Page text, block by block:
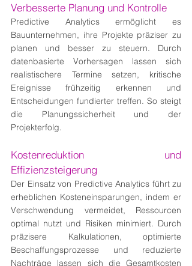
Verbesserte Planung und Kontrolle
Predictive Analytics ermöglicht es
Bauunternehmen, ihre Projekte präziser zu
planen und besser zu steuern. Durch
datenbasierte Vorhersagen lassen sich
realistischere Termine setzen, kritische
Ereignisse frühzeitig erkennen und
Entscheidungen fundierter treffen. So steigt
die Planungssicherheit und der
Projekterfolg.
Kostenreduktion und
Effizienzsteigerung
Der Einsatz von Predictive Analytics führt zu
erheblichen Kosteneinsparungen, indem er
Verschwendung vermeidet, Ressourcen
optimal nutzt und Risiken minimiert. Durch
präzisere Kalkulationen, optimierte
Beschaffungsprozesse und reduzierte
Nachträge lassen sich die Gesamtkosten